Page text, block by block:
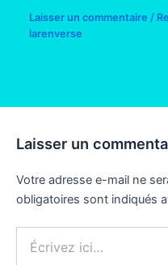
Laisser un commentaire /
larenverse
Laisser un
Votre adresse e-mail ne
obligatoires sont indiqués
ici…